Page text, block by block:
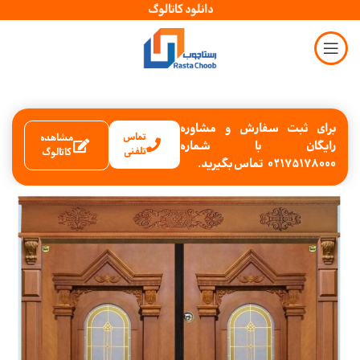
دانلود کاتالوگ
برای ثبت سفارش و مشاوره
رایگان با شماره
02175178000 تماس بگیرید.
تماس
تلفنی
مشاهده
کاتالوگ